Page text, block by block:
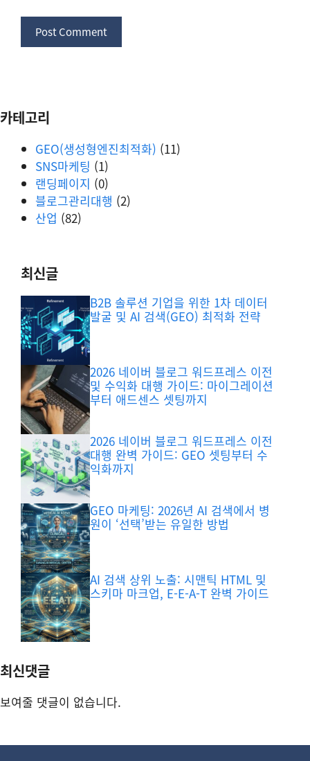
카테고리
GEO(생성형엔진최적화) (11)
SNS마케팅 (1)
랜딩페이지 (0)
블로그관리대행 (2)
산업 (82)
최신글
B2B 솔루션 기업을 위한 1차 데이터
발굴 및 AI 검색(GEO) 최적화 전략
2026 네이버 블로그 워드프레스 이전
및 수익화 대행 가이드: 마이그레이션
부터 애드센스 셋팅까지
2026 네이버 블로그 워드프레스 이전
대행 완벽 가이드: GEO 셋팅부터 수
익화까지
GEO 마케팅: 2026년 AI 검색에서 병
원이 ‘선택’받는 유일한 방법
AI 검색 상위 노출: 시맨틱 HTML 및
스키마 마크업, E-E-A-T 완벽 가이드
최신댓글
보여줄 댓글이 없습니다.